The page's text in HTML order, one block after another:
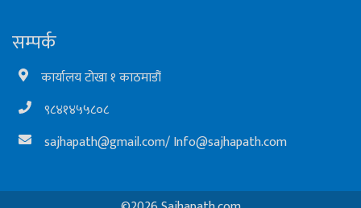
सम्पर्क
कार्यालय टोखा १ काठमाडौं
९८४१४५५८०८
sajhapath@gmail.com/Info@sajhapath.com